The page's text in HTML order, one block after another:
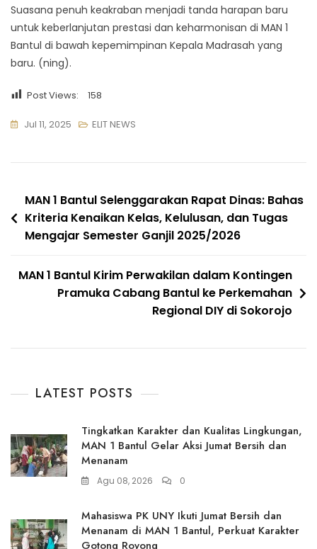
Suasana penuh keakraban menjadi tanda harapan baru
untuk keberlanjutan prestasi dan keharmonisan di MAN 1
Bantul di bawah kepemimpinan Kepala Madrasah yang
baru. (ning).
Post Views: 158
Jul 11, 2025 ELIT NEWS
Navigasi
pos
MAN 1 Bantul Selenggarakan Rapat Dinas: Bahas
Kriteria Kenaikan Kelas, Kelulusan, dan Tugas
Mengajar Semester Ganjil 2025/2026
MAN 1 Bantul Kirim Perwakilan dalam Kontingen
Pramuka Cabang Bantul ke Perkemahan
Regional DIY di Sokorojo
LATEST POSTS
Tingkatkan Karakter dan Kualitas Lingkungan,
MAN 1 Bantul Gelar Aksi Jumat Bersih dan
Menanam
Agu 08, 2026 0
Mahasiswa PK UNY Ikuti Jumat Bersih dan
Menanam di MAN 1 Bantul, Perkuat Karakter
Gotong Royong